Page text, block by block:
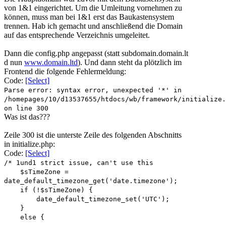
von 1&1 eingerichtet. Um die Umleitung vornehmen zu
können, muss man bei 1&1 erst das Baukastensystem
trennen. Hab ich gemacht und anschließend die Domain
auf das entsprechende Verzeichnis umgeleitet.
Dann die config.php angepasst (statt subdomain.domain.lt
d nun www.domain.ltd). Und dann steht da plötzlich im
Frontend die folgende Fehlermeldung:
Code: [Select]
Parse error: syntax error, unexpected '*' in
/homepages/10/d13537655/htdocs/wb/framework/
on line 300
Was ist das???
Zeile 300 ist die unterste Zeile des folgenden Abschnitts
in initialize.php:
Code: [Select]
/* 1und1 strict issue, can't use this
$sTimeZone =
date_default_timezone_get('date.timezone');
if (!$sTimeZone) {
date_default_timezone_set('UTC');
}
else {